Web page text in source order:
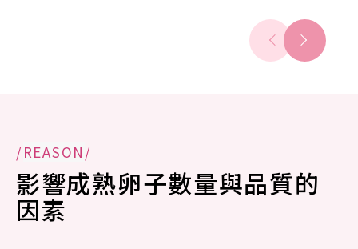
/REASON /
影響成熟卵子數量與品質的
因素